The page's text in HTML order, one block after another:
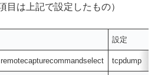
目は上記で設定したもの）
設定
tcpdump